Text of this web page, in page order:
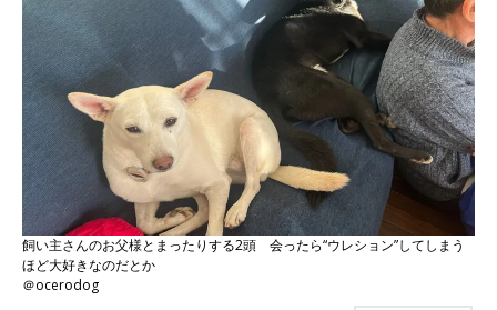
飼い主さんのお父様とまったりする2頭 会ったら“ウレション”してしまう
ほど大好きなのだとか
＠ocerodog